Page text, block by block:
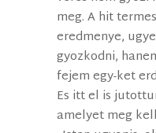
meg. A hit
eredmenye,
gyozkodni,
fejem egy-ket
Es itt el is
amelyet meg